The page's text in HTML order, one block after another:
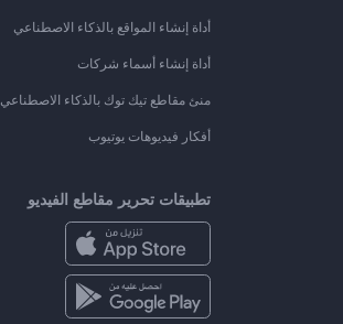
أداة إنشاء المواقع بالذكاء الاصطناعي
أداة إنشاء أسماء شركات
منئ مقاطع تيك توك بالذكاء الاصطناعي
أفكار فيديوهات يوتيوب
تطبيقات تحرير مقاطع الفيديو